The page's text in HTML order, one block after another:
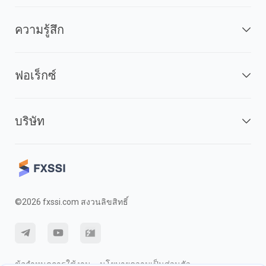
ความรู้สึก
ฟอเร็กซ์
บริษัท
©2026 fxssi.com สงวนลิขสิทธิ์